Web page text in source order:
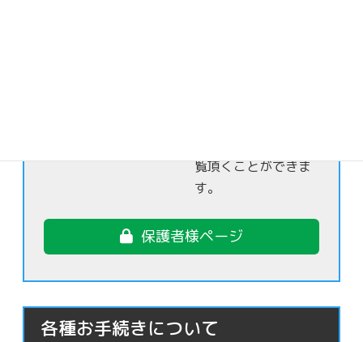
覧頂くことができま
す。
保護者様ページ
各種お手続きについて